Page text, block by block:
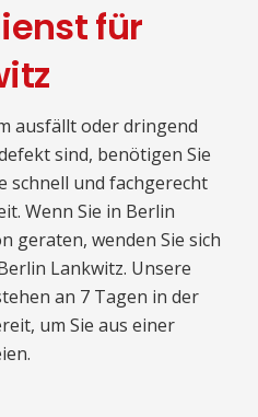
für
ausfällt oder dringend
sind, benötigen Sie
schnell und fachgerecht
Wenn Sie in Berlin
geraten, wenden Sie sich
Lankwitz. Unsere
an 7 Tagen in der
um Sie aus einer